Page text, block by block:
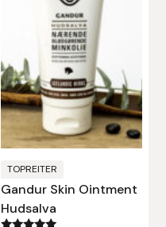
TOPREITER
Gandur Skin Ointment
Hudsalva
varianter.
olika
alternativen
kan
väljas
på
produktsidan